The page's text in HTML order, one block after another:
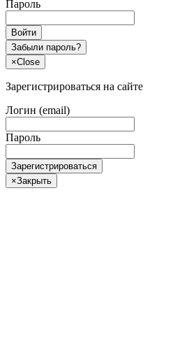
Пароль
Войти
Забыли пароль?
×Close
Зарегистрироваться на сайте
Логин (email)
Пароль
Зарегистрироваться
×Закрыть